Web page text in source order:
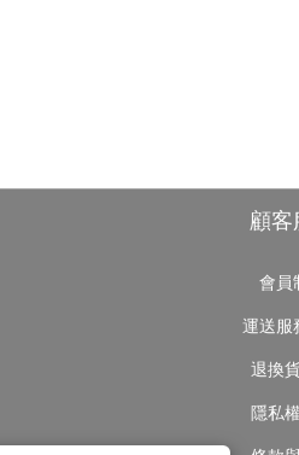
顧客
會員
運送服
退換
隱私